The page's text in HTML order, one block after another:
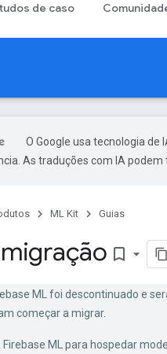
de caso
O Google usa tecnologia de
As traduções com IA podem
ML Kit Guias
bookmark_border
ML foi descontinuado e
começar a migrar.
ML para hospedar